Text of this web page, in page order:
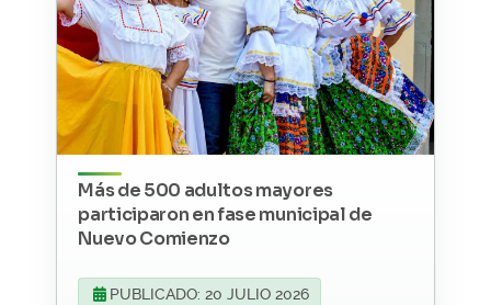
Más de 500 adultos mayores
participaron en fase municipal de
Nuevo Comienzo
PUBLICADO: 20 JULIO 2026